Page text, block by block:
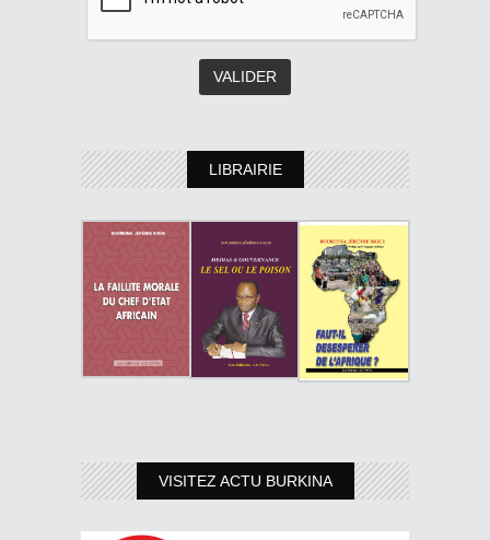
LIBRAIRIE
VISITEZ ACTU BURKINA